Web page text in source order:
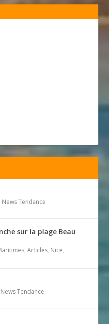
News Tendance
sur la plage Beau
,Articles, Nice,
News Tendance